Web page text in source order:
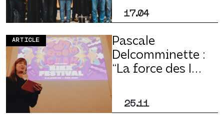
17.04
créative est en
marche !
ARTICLE
25.11
Pascale
Delcomminette :
“La force des ICC
agilité et leur
capacité à